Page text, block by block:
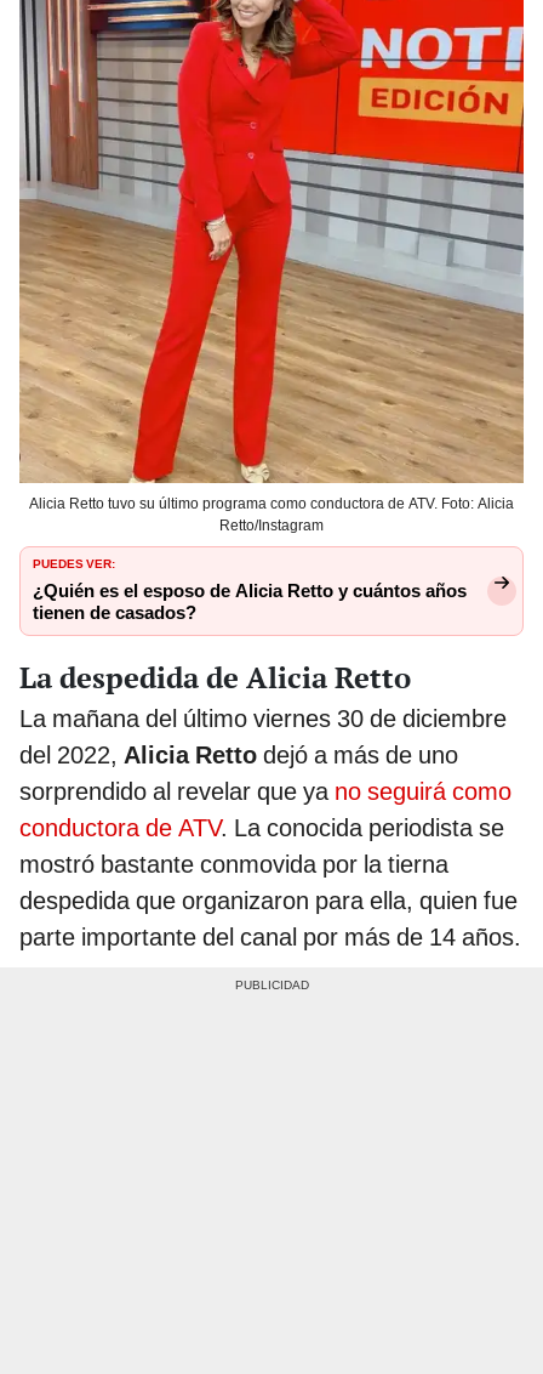
Alicia Retto tuvo su último programa como conductora de ATV. Foto: Alicia
Retto/Instagram
PUEDES VER:
¿Quién es el esposo de Alicia Retto y cuántos años
tienen de casados?
La despedida de Alicia Retto
La mañana del último viernes 30 de diciembre
del 2022, Alicia Retto dejó a más de uno
sorprendido al revelar que ya no seguirá como
conductora de ATV. La conocida periodista se
mostró bastante conmovida por la tierna
despedida que organizaron para ella, quien fue
parte importante del canal por más de 14 años.